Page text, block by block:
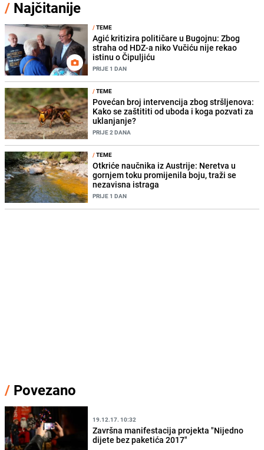
/ Najčitanije
/TEME
Agić kritizira političare u Bugojnu: Zbog
straha od HDZ-a niko Vučiću nije rekao
istinu o Čipuljiću
PRIJE 1 DAN
/TEME
Povećan broj intervencija zbog stršljenova:
Kako se zaštititi od uboda i koga pozvati za
uklanjanje?
PRIJE 2 DANA
/TEME
Otkriće naučnika iz Austrije: Neretva u
gornjem toku promijenila boju, traži se
nezavisna istraga
PRIJE 1 DAN
/ Povezano
19.12.17. 10:32
Završna manifestacija projekta "Nijedno
dijete bez paketića 2017"